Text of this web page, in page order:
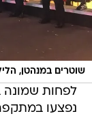
שוטרים במנהטן,
נפצעו